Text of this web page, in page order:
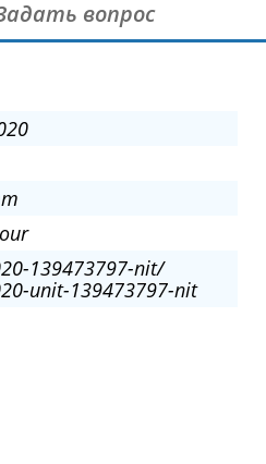
вопрос
139473797-nit/
unit-139473797-nit